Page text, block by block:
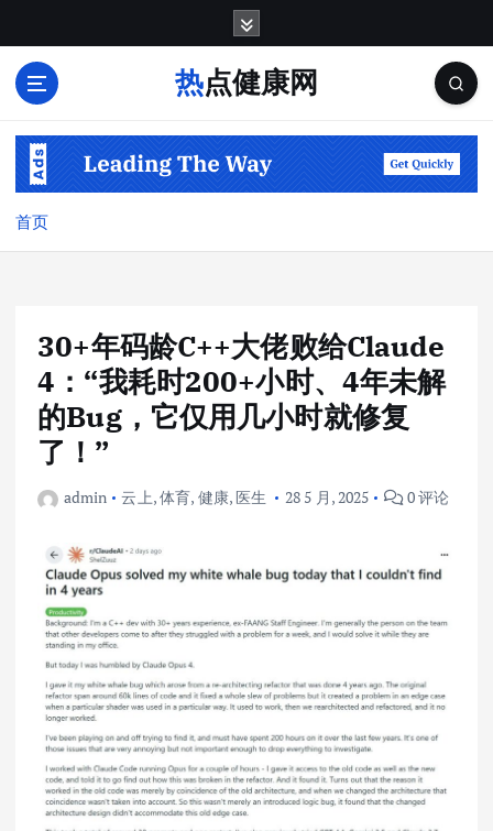
热点健康网
首页
30+年码龄C++大佬败给Claude
4：“我耗时200+小时、4年未解
的Bug，它仅用几小时就修复
了！”
admin 云上,体育, 健康, 医生 28 5 月, 2025 0 评论